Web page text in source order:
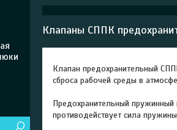
Клапаны СППК
Клапан предохранительный
сброса рабочей среды в
Предохранительный пружинный
противодействует сила